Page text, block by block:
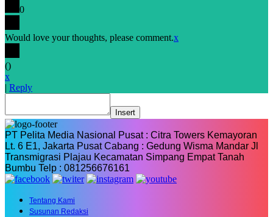
0
Would love your thoughts, please comment.x
()
x
| Reply
Insert
PT Pelita Media Nasional Pusat : Citra Towers Kemayoran
Lt. 6 E1, Jakarta Pusat Cabang : Gedung Wisma Mandar Jl
Transmigrasi Plajau Kecamatan Simpang Empat Tanah
Bumbu Telp : 081256676161
Tentang Kami
Susunan Redaksi